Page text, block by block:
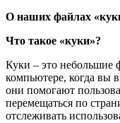
О наших файлах
Что такое «куки»?
Куки – это небольшие
компьютере, когда вы
они помогают
перемещаться по
отслеживать